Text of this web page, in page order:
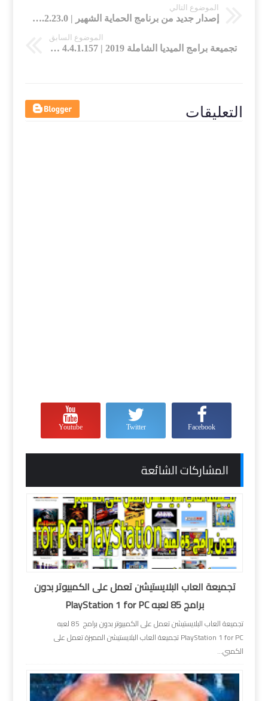
الموضوع التالي
إصدار جديد من برنامج الحماية الشهير | ESET Internet Security 12.2.23.0
الموضوع السابق
تجميعة برامج الميديا الشاملة 2019 | AVS4YOU Software AIO 4.4.1.157
التعليقات
Facebook
Twitter
Youtube
المشاركات الشائعة
تجميعة العاب البلايستيشن تعمل على الكمبيوتر بدون
برامج 85 لعبه PlayStation 1 for PC
تجميعة العاب البلايستيشن تعمل على الكمبيوتر بدون برامج 85 لعبه
PlayStation 1 for PC تجميعة العاب البلايستيشن المميزة تعمل على
الكمبي...